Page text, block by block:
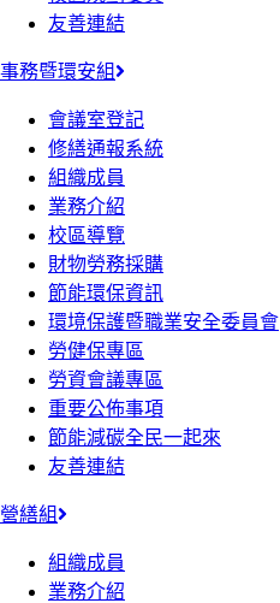
友善連結
事務暨環安組
會議室登記
修繕通報系統
組織成員
業務介紹
校區導覽
財物勞務採購
節能環保資訊
環境保護暨職業安全委員會
勞健保專區
勞資會議專區
重要公佈事項
節能減碳全民一起來
友善連結
營繕組
組織成員
業務介紹